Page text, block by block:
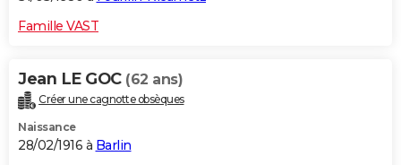
Famille VAST
Jean LE GOC (62 ans)
Créer une cagnotte obsèques
Naissance
28/02/1916 à Barlin